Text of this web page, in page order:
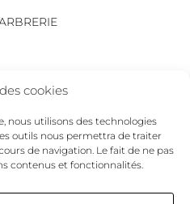
cookies
nous utilisons des technologies
outils nous permettra de traiter
de navigation. Le fait de ne pas
contenus et fonctionnalités.
d’un événement.